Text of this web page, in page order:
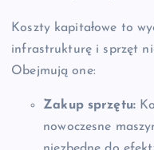
Koszty kapitałowe to
infrastrukturę i sprzęt
Obejmują one:
Zakup sprzętu:
nowoczesne